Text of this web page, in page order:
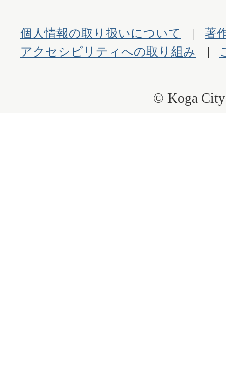
個人情報の取り扱いについて
著
アクセシビリティへの取り組み
© Koga City